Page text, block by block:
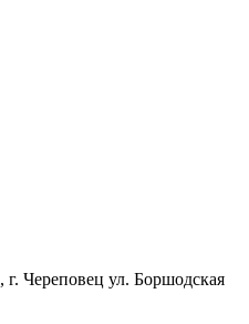
г. Череповец ул. Боршодская